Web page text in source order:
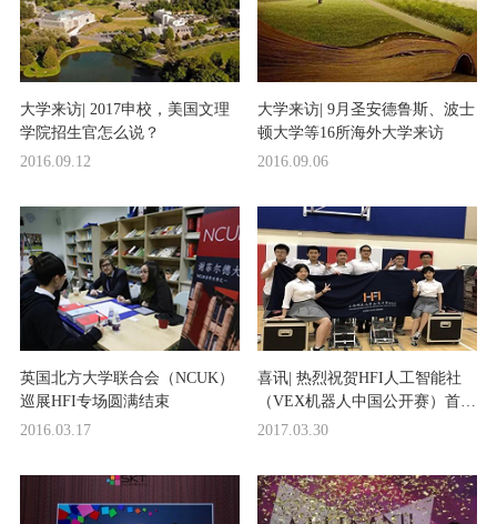
大学来访| 2017申校，美国文理
学院招生官怎么说？
2016.09.12
大学来访| 9月圣安德鲁斯、波士
顿大学等16所海外大学来访
2016.09.06
英国北方大学联合会（NCUK）
巡展HFI专场圆满结束
2016.03.17
喜讯| 热烈祝贺HFI人工智能社
（VEX机器人中国公开赛）首战
获佳绩！
2017.03.30